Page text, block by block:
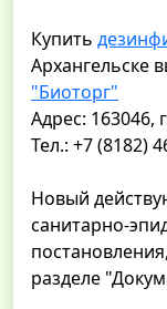
Купить
Архангельске
"Биоторг"
Адрес: 163046,
Тел.: +7 (8182)
Новый
санитарно-
разделе